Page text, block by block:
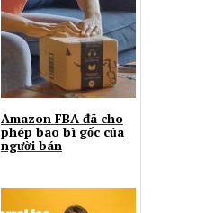
Amazon FBA đã cho
phép bao bì gốc của
người bán